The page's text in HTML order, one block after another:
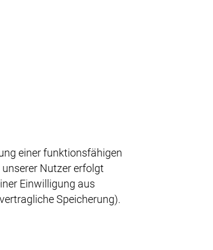
einer funktionsfähigen
Nutzer erfolgt
Einwilligung aus
Speicherung).